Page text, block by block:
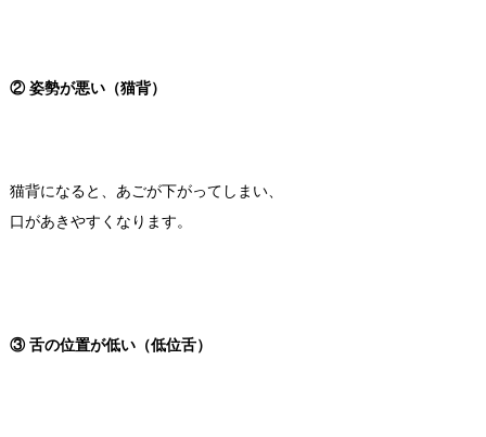
② 姿勢が悪い（猫背）
猫背になると、あごが下がってしまい、
口があきやすくなります。
③ 舌の位置が低い（低位舌）